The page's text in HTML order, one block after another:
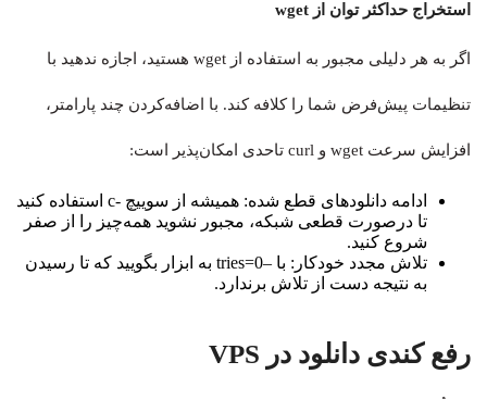
استخراج حداکثر توان از wget
اگر به هر دلیلی مجبور به استفاده از wget هستید، اجازه ندهید با
تنظیمات پیش‌فرض شما را کلافه کند. با اضافه‌کردن چند پارامتر،
افزایش سرعت wget و curl تاحدی امکان‌پذیر است:
ادامه دانلودهای قطع شده: همیشه از سوییچ -c استفاده کنید
تا درصورت قطعی شبکه، مجبور نشوید همه‌چیز را از صفر
شروع کنید.
تلاش مجدد خودکار: با –tries=0 به ابزار بگویید که تا رسیدن
به نتیجه دست از تلاش برندارد.
رفع کندی دانلود در VPS